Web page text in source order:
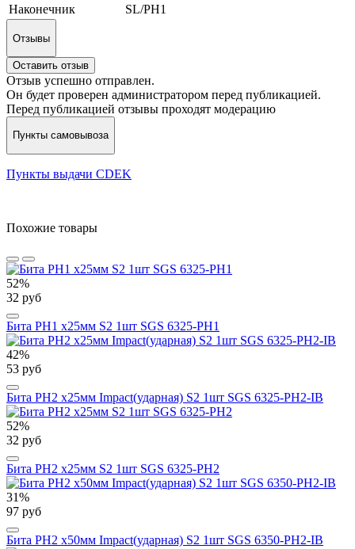
Наконечник
SL/PH1
Отзывы
Оставить отзыв
Отзыв успешно отправлен.
Он будет проверен администратором перед публикацией.
Перед публикацией отзывы проходят модерацию
Пункты самовывоза
Пункты выдачи CDEK
Похожие товары
52%
32 руб
Бита PH1 х25мм S2 1шт SGS 6325-PH1
42%
53 руб
Бита PH2 х25мм Impact(ударная) S2 1шт SGS 6325-PH2-IB
52%
32 руб
Бита PH2 х25мм S2 1шт SGS 6325-PH2
31%
97 руб
Бита PH2 х50мм Impact(ударная) S2 1шт SGS 6350-PH2-IB